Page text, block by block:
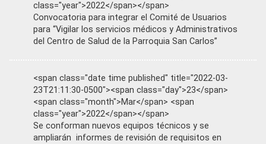
class="year">2022</span></span>
Convocatoria para integrar el Comité de Usuarios
para “Vigilar los servicios médicos y Administrativos
del Centro de Salud de la Parroquia San Carlos”
<span class="date time published" title="2022-03-
23T21:11:30-0500"><span class="day">23</span>
<span class="month">Mar</span> <span
class="year">2022</span></span>
Se conforman nuevos equipos técnicos y se
ampliarán informes de revisión de requisitos en